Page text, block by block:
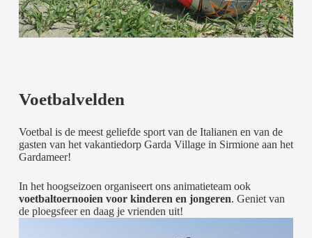
Voetbalvelden
Voetbal is de meest geliefde sport van de Italianen en van de
gasten van het vakantiedorp Garda Village in Sirmione aan het
Gardameer!
In het hoogseizoen organiseert ons animatieteam ook
voetbaltoernooien voor kinderen en jongeren. Geniet van
de ploegsfeer en daag je vrienden uit!